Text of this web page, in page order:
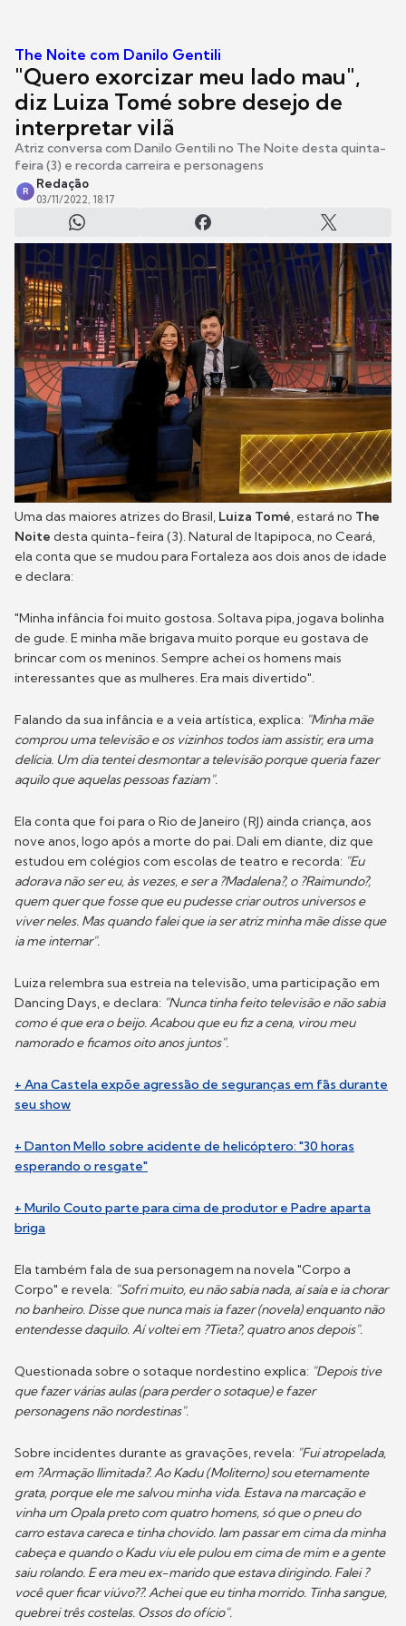
The Noite com Danilo Gentili
"Quero exorcizar meu lado mau",
diz Luiza Tomé sobre desejo de
interpretar vilã
Atriz conversa com Danilo Gentili no The Noite desta quinta-
feira (3) e recorda carreira e personagens
R
Redação
03/11/2022, 18:17
Uma das maiores atrizes do Brasil, Luiza Tomé, estará no The
Noite desta quinta-feira (3). Natural de Itapipoca, no Ceará,
ela conta que se mudou para Fortaleza aos dois anos de idade
e declara:
"Minha infância foi muito gostosa. Soltava pipa, jogava bolinha
de gude. E minha mãe brigava muito porque eu gostava de
brincar com os meninos. Sempre achei os homens mais
interessantes que as mulheres. Era mais divertido".
Falando da sua infância e a veia artística, explica: "Minha mãe
comprou uma televisão e os vizinhos todos iam assistir, era uma
delícia. Um dia tentei desmontar a televisão porque queria fazer
aquilo que aquelas pessoas faziam".
Ela conta que foi para o Rio de Janeiro (RJ) ainda criança, aos
nove anos, logo após a morte do pai. Dali em diante, diz que
estudou em colégios com escolas de teatro e recorda: "Eu
adorava não ser eu, às vezes, e ser a ?Madalena?, o ?Raimundo?,
quem quer que fosse que eu pudesse criar outros universos e
viver neles. Mas quando falei que ia ser atriz minha mãe disse que
ia me internar".
Luiza relembra sua estreia na televisão, uma participação em
Dancing Days, e declara: "Nunca tinha feito televisão e não sabia
como é que era o beijo. Acabou que eu fiz a cena, virou meu
namorado e ficamos oito anos juntos".
+ Ana Castela expõe agressão de seguranças em fãs durante
seu show
+ Danton Mello sobre acidente de helicóptero: "30 horas
esperando o resgate"
+ Murilo Couto parte para cima de produtor e Padre aparta
briga
Ela também fala de sua personagem na novela "Corpo a
Corpo" e revela: "Sofri muito, eu não sabia nada, aí saía e ia chorar
no banheiro. Disse que nunca mais ia fazer (novela) enquanto não
entendesse daquilo. Aí voltei em ?Tieta?, quatro anos depois".
Questionada sobre o sotaque nordestino explica: "Depois tive
que fazer várias aulas (para perder o sotaque) e fazer
personagens não nordestinas".
Sobre incidentes durante as gravações, revela: "Fui atropelada,
em ?Armação Ilimitada?. Ao Kadu (Moliterno) sou eternamente
grata, porque ele me salvou minha vida. Estava na marcação e
vinha um Opala preto com quatro homens, só que o pneu do
carro estava careca e tinha chovido. Iam passar em cima da minha
cabeça e quando o Kadu viu ele pulou em cima de mim e a gente
saiu rolando. E era meu ex-marido que estava dirigindo. Falei ?
você quer ficar viúvo??. Achei que eu tinha morrido. Tinha sangue,
quebrei três costelas. Ossos do ofício".